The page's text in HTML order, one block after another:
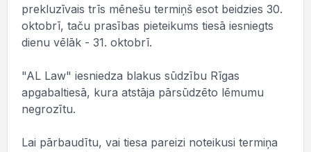
prekluzīvais trīs mēnešu termiņš esot beidzies 30.
oktobrī, taču prasības pieteikums tiesā iesniegts
dienu vēlāk - 31. oktobrī.
"AL Law" iesniedza blakus sūdzību Rīgas
apgabaltiesā, kura atstāja pārsūdzēto lēmumu
negrozītu.
Lai pārbaudītu, vai tiesa pareizi noteikusi termiņa